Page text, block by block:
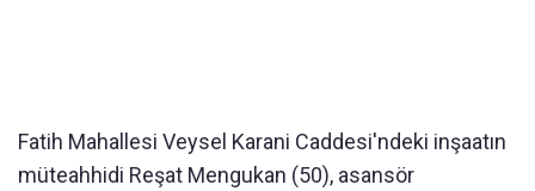
Fatih Mahallesi Veysel Karani Caddesi'ndeki inşaatın
müteahhidi Reşat Mengukan (50), asansör